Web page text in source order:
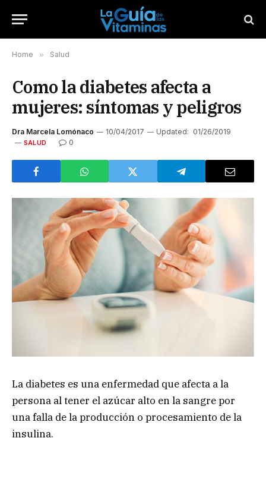
Home » Salud
Como la diabetes afecta a
mujeres: síntomas y peligros
Dra Marcela Lomónaco 10/04/2017 Updated: 01/26/2019
SALUD 0
La diabetes es una enfermedad que afecta a la
persona al tener el azúcar alto en la sangre por
una falla de la producción o procesamiento de la
insulina.